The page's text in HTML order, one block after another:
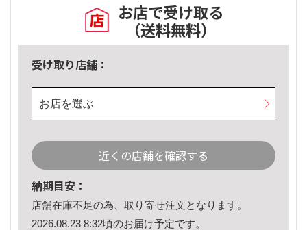
お店で受け取る
（送料無料）
受け取り店舗：
お店を選ぶ
近くの店舗を確認する
納期目安：
店舗在庫不足の為、取り寄せ注文となります。
2026.08.23 8:32頃のお届け予定です。